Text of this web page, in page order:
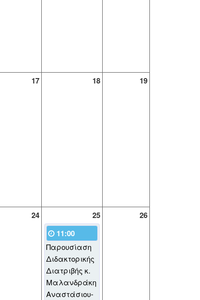
17 18
19
24 25
26
11:00
Παρουσίαση
Διδακτορικής
Διατριβής κ.
Μαλανδράκη
Αναστάσιου-